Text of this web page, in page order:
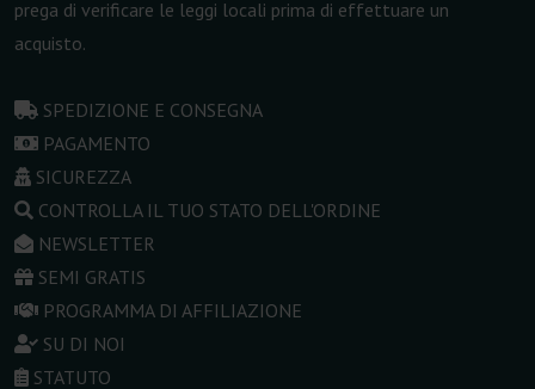
prega di verificare le leggi locali prima di effettuare un
acquisto.
SPEDIZIONE E CONSEGNA
PAGAMENTO
SICUREZZA
CONTROLLA IL TUO STATO DELL'ORDINE
NEWSLETTER
SEMI GRATIS
PROGRAMMA DI AFFILIAZIONE
SU DI NOI
STATUTO